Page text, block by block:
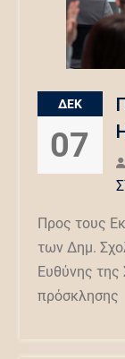
ΔΕΚ
07
Προς τους
των Δημ.
Ευθύνης
πρόσκλησης